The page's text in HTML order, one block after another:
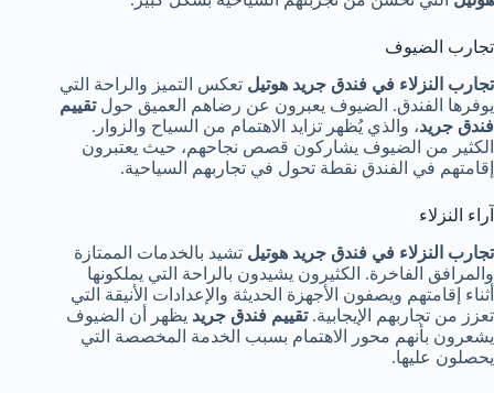
تجارب الضيوف
تجارب النزلاء في فندق جريد هوتيل تعكس التميز والراحة التي
يوفرها الفندق. الضيوف يعبرون عن رضاهم العميق حولتقييم
فندق جريد، والذي يُظهر تزايد الاهتمام من السياح والزوار.
الكثير من الضيوف يشاركون قصص نجاحهم، حيث يعتبرون
إقامتهم في الفندق نقطة تحول في تجاربهم السياحية.
آراء النزلاء
تجارب النزلاء في فندق جريد هوتيل تشيد بالخدمات الممتازة
والمرافق الفاخرة. الكثيرون يشيدون بالراحة التي يملكونها
أثناء إقامتهم ويصفون الأجهزة الحديثة والإعدادات الأنيقة التي
تعزز من تجاربهم الإيجابية.تقييم فندق جريد يظهر أن الضيوف
يشعرون بأنهم محور الاهتمام بسبب الخدمة المخصصة التي
يحصلون عليها.